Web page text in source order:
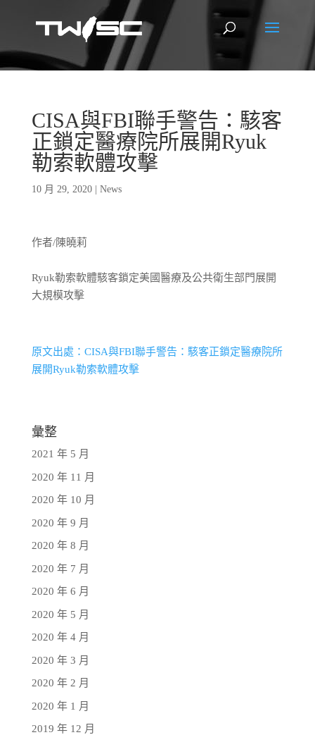
CISA與FBI聯手警告：駭客
正鎖定醫療院所展開Ryuk
勒索軟體攻擊
10 月 29, 2020| News
作者/陳曉莉
Ryuk勒索軟體駭客鎖定美國醫療及公共衛生部門展開
大規模攻擊
原文出處：CISA與FBI聯手警告：駭客正鎖定醫療院所
展開Ryuk勒索軟體攻擊
彙整
2021 年 5 月
2020 年 11 月
2020 年 10 月
2020 年 9 月
2020 年 8 月
2020 年 7 月
2020 年 6 月
2020 年 5 月
2020 年 4 月
2020 年 3 月
2020 年 2 月
2020 年 1 月
2019 年 12 月